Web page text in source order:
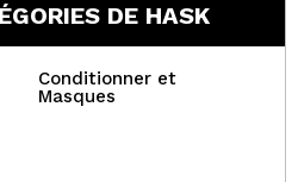
DE HASK
Conditionner et
Masques